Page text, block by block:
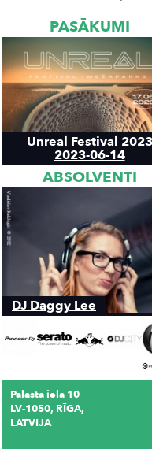
PASĀKUMI
Unreal Festival 2023
2023-06-14
ABSOLVENTI
DJ Daggy Lee
Palasta iela 10
LV-1050, RĪGA,
LATVIJA